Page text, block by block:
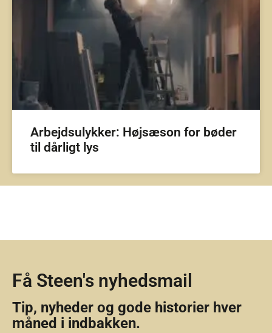
Arbejdsulykker: Højsæson for bøder
til dårligt lys
Få Steen's nyhedsmail
Tip, nyheder og gode historier hver
måned i indbakken.